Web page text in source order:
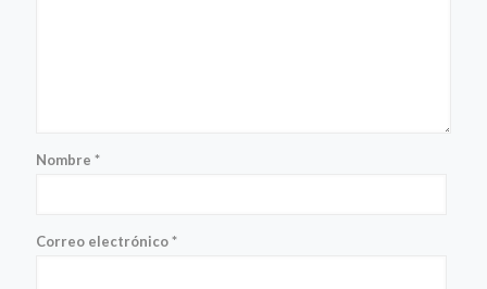
Nombre *
Correo electrónico*